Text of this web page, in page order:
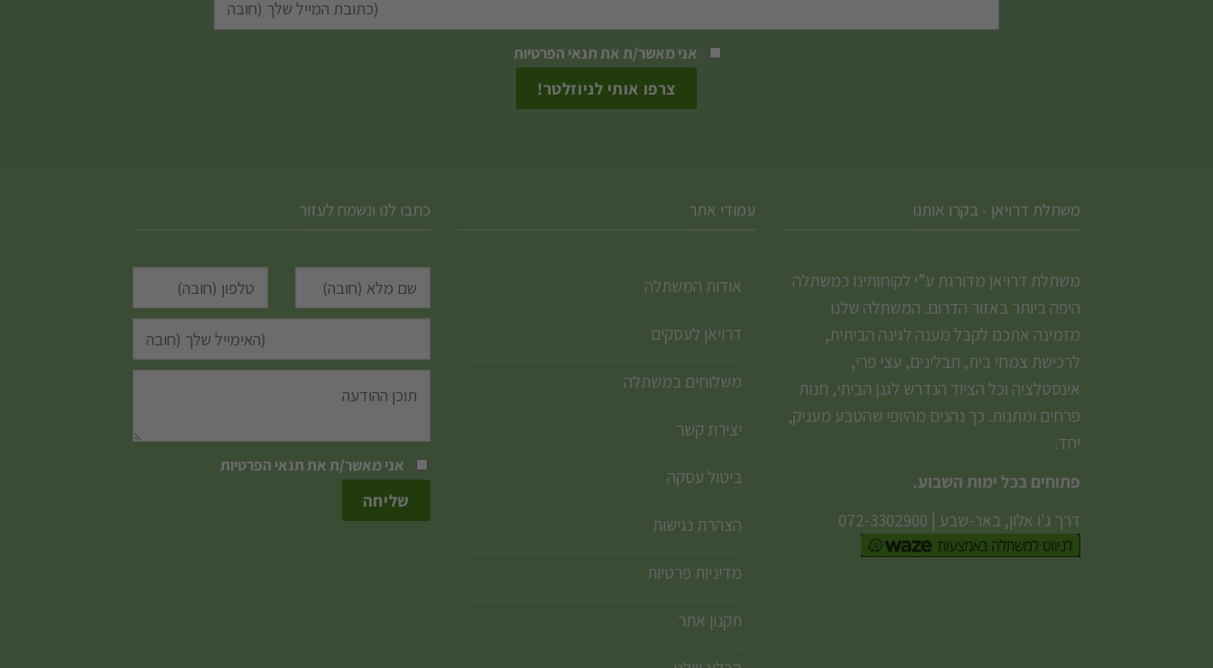
אני מאשר/ת אתתנאי הפרטיות
משתלת דרויאן - בקרו אותנו
משתלת דרויאן מדורגת ע”י לקוחותינו כמשתלה
היפה ביותר באזור הדרום. המשתלה שלנו
מזמינה אתכם לקבל מענה לגינה הביתית,
לרכישת צמחי בית, תבלינים, עצי פרי,
אינסטלציה וכל הציוד הנדרש לגנן הביתי, חנות
פרחים ומתנות. כך נהנים מהיופי שהטבע מעניק,
יחד.
פתוחים בכל ימות השבוע.
דרך ג'ו אלון, באר-שבע |
072-3302900
עמודי אתר
אודות המשתלה
דרויאן לעסקים
משלוחים במשתלה
יצירת קשר
ביטול עסקה
הצהרת נגישות
מדיניות פרטיות
תקנון אתר
כתבו לנו ונשמח לעזור
אני מאשר/ת אתתנאי הפרטיות